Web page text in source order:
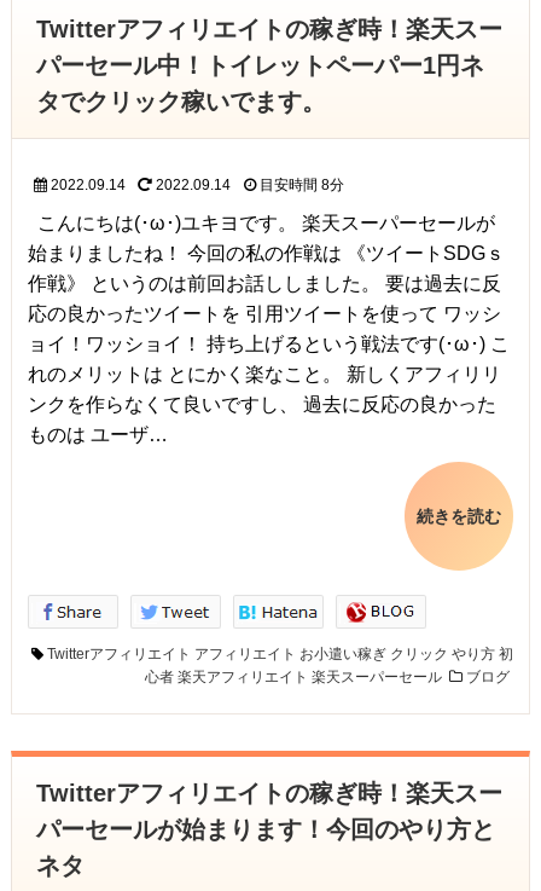
Twitterアフィリエイトの稼ぎ時！楽天スー
パーセール中！トイレットペーパー1円ネ
タでクリック稼いでます。
2022.09.14 2022.09.14 目安時間 8分
こんにちは(･ω･)ユキヨです。 楽天スーパーセールが
始まりましたね！ 今回の私の作戦は 《ツイートSDGｓ
作戦》 というのは前回お話ししました。 要は過去に反
応の良かったツイートを 引用ツイートを使って ワッシ
ョイ！ワッショイ！ 持ち上げるという戦法です(･ω･) こ
れのメリットは とにかく楽なこと。 新しくアフィリリ
ンクを作らなくて良いですし、 過去に反応の良かった
ものは ユーザ…
続きを読む
Twitterアフィリエイト アフィリエイト お小遣い稼ぎ クリック やり方 初
心者 楽天アフィリエイト 楽天スーパーセール ブログ
Twitterアフィリエイトの稼ぎ時！楽天スー
パーセールが始まります！今回のやり方と
ネタ